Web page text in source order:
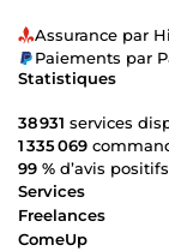
phase pour
service
une exécution
24/24h, 7/7j. ✔️
une remarque
le bouton «
brefs délais. 🌟
Assurance par
Paiements par
Statistiques
38 931 services
1 335 069
99 % d’avis positifs
Services
Freelances
ComeUp